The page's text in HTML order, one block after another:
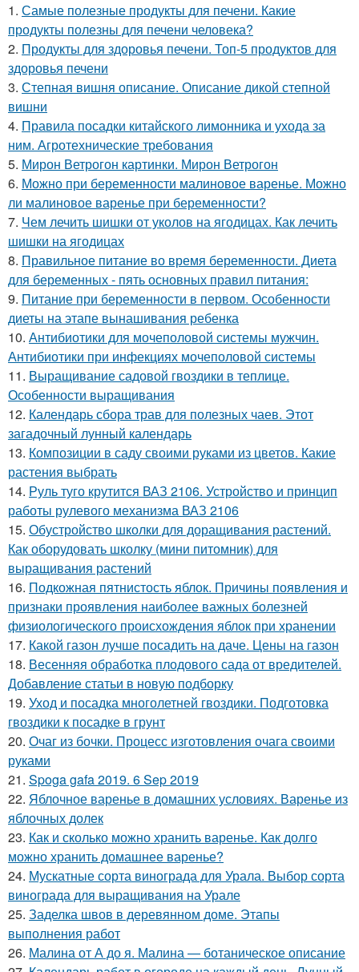
1. Самые полезные продукты для печени. Какие
продукты полезны для печени человека?
2. Продукты для здоровья печени. Топ-5 продуктов для
здоровья печени
3. Степная вишня описание. Описание дикой степной
вишни
4. Правила посадки китайского лимонника и ухода за
ним. Агротехнические требования
5. Мирон Ветрогон картинки. Мирон Ветрогон
6. Можно при беременности малиновое варенье. Можно
ли малиновое варенье при беременности?
7. Чем лечить шишки от уколов на ягодицах. Как лечить
шишки на ягодицах
8. Правильное питание во время беременности. Диета
для беременных - пять основных правил питания:
9. Питание при беременности в первом. Особенности
диеты на этапе вынашивания ребенка
10. Антибиотики для мочеполовой системы мужчин.
Антибиотики при инфекциях мочеполовой системы
11. Выращивание садовой гвоздики в теплице.
Особенности выращивания
12. Календарь сбора трав для полезных чаев. Этот
загадочный лунный календарь
13. Композиции в саду своими руками из цветов. Какие
растения выбрать
14. Руль туго крутится ВАЗ 2106. Устройство и принцип
работы рулевого механизма ВАЗ 2106
15. Обустройство школки для доращивания растений.
Как оборудовать школку (мини питомник) для
выращивания растений
16. Подкожная пятнистость яблок. Причины появления и
признаки проявления наиболее важных болезней
физиологического происхождения яблок при хранении
17. Какой газон лучше посадить на даче. Цены на газон
18. Весенняя обработка плодового сада от вредителей.
Добавление статьи в новую подборку
19. Уход и посадка многолетней гвоздики. Подготовка
гвоздики к посадке в грунт
20. Очаг из бочки. Процесс изготовления очага своими
руками
21. Spoga gafa 2019. 6 Sep 2019
22. Яблочное варенье в домашних условиях. Варенье из
яблочных долек
23. Как и сколько можно хранить варенье. Как долго
можно хранить домашнее варенье?
24. Мускатные сорта винограда для Урала. Выбор сорта
винограда для выращивания на Урале
25. Заделка швов в деревянном доме. Этапы
выполнения работ
26. Малина от А до я. Малина — ботаническое описание